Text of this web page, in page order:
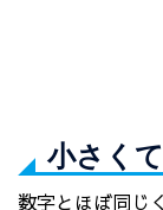
小さく
数字とほぼ同じ